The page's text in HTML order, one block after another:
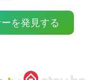
を発見する